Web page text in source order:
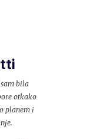
bila
otkako
planem i